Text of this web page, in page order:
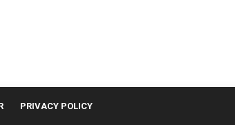
PRIVACY POLICY